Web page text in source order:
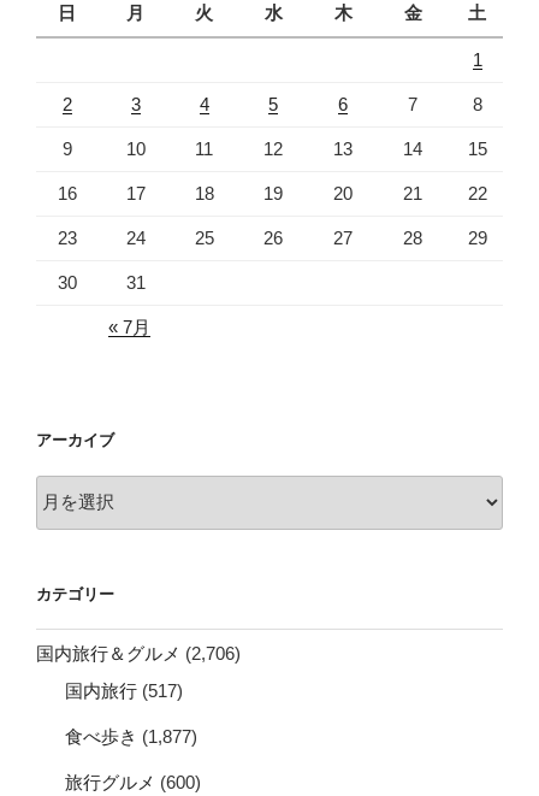
日
月 火 水 木 金 土
1
2 3 4 5 6 7 8
9 10 11 12 13 14 15
16 17 18 19 20 21 22
23 24 25 26 27 28 29
30 31
« 7月
アーカイブ
ー
ブ
カテゴリー
国内旅行＆グルメ (2,706)
国内旅行 (517)
食べ歩き (1,877)
旅行グルメ (600)